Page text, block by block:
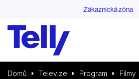
Zákaznická zóna
Domů Televize Program Filmy